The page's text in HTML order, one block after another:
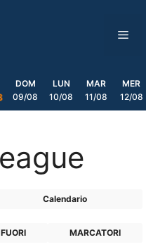
DOM
09/08
LUN
10/08
MAR
11/08
MER
12/08
Calendario
FUORI MARCATORI